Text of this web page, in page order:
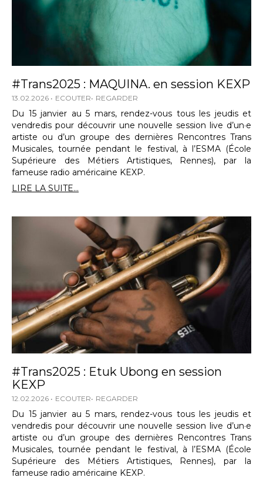
#Trans2025 : MAQUINA. en session KEXP
13.02.2026 ECOUTER REGARDER
Du 15 janvier au 5 mars, rendez-vous tous les jeudis et
vendredis pour découvrir une nouvelle session live d’un·e
artiste ou d’un groupe des dernières Rencontres Trans
Musicales, tournée pendant le festival, à l’ESMA (École
Supérieure des Métiers Artistiques, Rennes), par la
fameuse radio américaine KEXP.
LIRE LA SUITE...
#Trans2025 : Etuk Ubong en session
KEXP
12.02.2026 ECOUTER REGARDER
Du 15 janvier au 5 mars, rendez-vous tous les jeudis et
vendredis pour découvrir une nouvelle session live d’un·e
artiste ou d’un groupe des dernières Rencontres Trans
Musicales, tournée pendant le festival, à l’ESMA (École
Supérieure des Métiers Artistiques, Rennes), par la
fameuse radio américaine KEXP.